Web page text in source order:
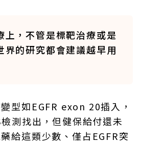
上，不管是標靶治療或是
界的研究都會建議越早用
型如EGFR exon 20插入，
測找出，但健保給付還未
給這類少數、僅占EGFR突